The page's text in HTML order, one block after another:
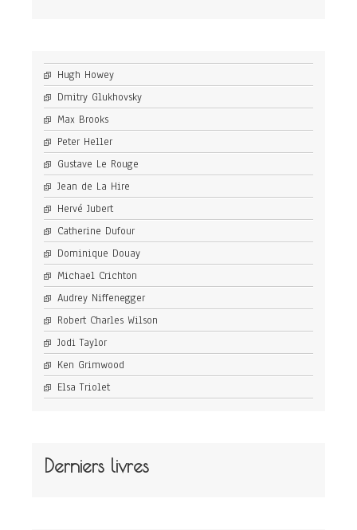
Hugh Howey
Dmitry Glukhovsky
Max Brooks
Peter Heller
Gustave Le Rouge
Jean de La Hire
Hervé Jubert
Catherine Dufour
Dominique Douay
Michael Crichton
Audrey Niffenegger
Robert Charles Wilson
Jodi Taylor
Ken Grimwood
Elsa Triolet
Derniers livres